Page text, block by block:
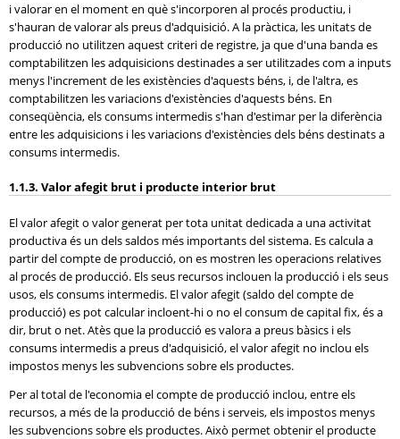
i valorar en el moment en què s'incorporen al procés productiu, i
s'hauran de valorar als preus d'adquisició. A la pràctica, les unitats de
producció no utilitzen aquest criteri de registre, ja que d'una banda es
comptabilitzen les adquisicions destinades a ser utilitzades com a inputs
menys l'increment de les existències d'aquests béns, i, de l'altra, es
comptabilitzen les variacions d'existències d'aquests béns. En
conseqüència, els consums intermedis s'han d'estimar per la diferència
entre les adquisicions i les variacions d'existències dels béns destinats a
consums intermedis.
1.1.3. Valor afegit brut i producte interior brut
El valor afegit o valor generat per tota unitat dedicada a una activitat
productiva és un dels saldos més importants del sistema. Es calcula a
partir del compte de producció, on es mostren les operacions relatives
al procés de producció. Els seus recursos inclouen la producció i els seus
usos, els consums intermedis. El valor afegit (saldo del compte de
producció) es pot calcular incloent-hi o no el consum de capital fix, és a
dir, brut o net. Atès que la producció es valora a preus bàsics i els
consums intermedis a preus d'adquisició, el valor afegit no inclou els
impostos menys les subvencions sobre els productes.
Per al total de l'economia el compte de producció inclou, entre els
recursos, a més de la producció de béns i serveis, els impostos menys
les subvencions sobre els productes. Això permet obtenir el producte